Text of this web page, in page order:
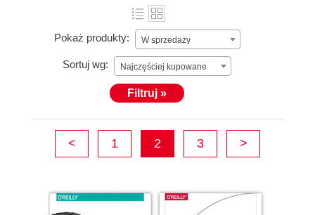
Pokaż produkty: W sprzedaży
Sortuj wg: Najczęściej kupowane
Filtruj »
< 1 2 3 >